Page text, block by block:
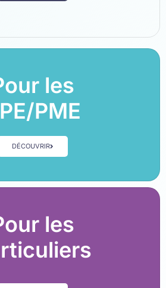
les
PME
DÉCOUVRIR
les